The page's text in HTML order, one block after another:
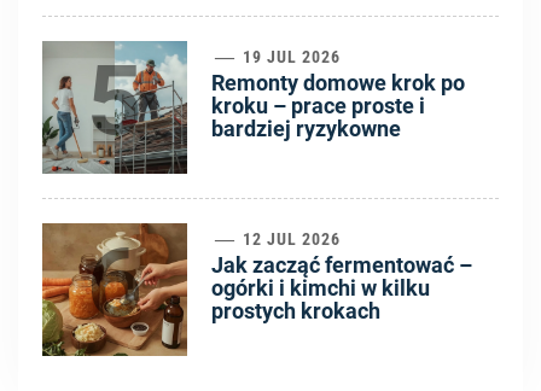
5 19 JUL 2026
Remonty domowe krok po
kroku – prace proste i
bardziej ryzykowne
6 12 JUL 2026
Jak zacząć fermentować –
ogórki i kimchi w kilku
prostych krokach